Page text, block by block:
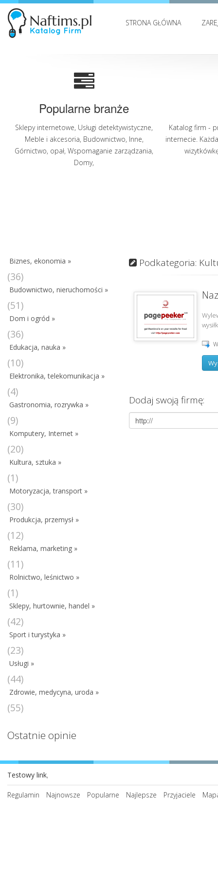
STRONA GŁÓWNA
Popularne branże
Sklepy internetowe, Usługi detektywistyczne,
Meble i akcesoria, Budownictwo, Inne,
Górnictwo, opał, Wspomaganie zarządzania,
Domy,
Katalog firm -
internecie.
Biznes, ekonomia »
(36)
Budownictwo, nieruchomości »
(51)
Dom i ogród »
(36)
Edukacja, nauka »
(10)
Elektronika, telekomunikacja »
(4)
Gastronomia, rozrywka »
(9)
Komputery, Internet »
(20)
Kultura, sztuka »
(1)
Motoryzacja, transport »
(30)
Produkcja, przemysł »
(12)
Reklama, marketing »
(11)
Rolnictwo, leśnictwo »
(1)
Sklepy, hurtownie, handel »
(42)
Sport i turystyka »
(23)
Usługi »
(44)
Zdrowie, medycyna, uroda »
(55)
Ostatnie opinie
Podkategoria:
Dodaj swoją firmę:
Testowy link,
Regulamin Najnowsze Popularne Najlepsze Przyjaciele